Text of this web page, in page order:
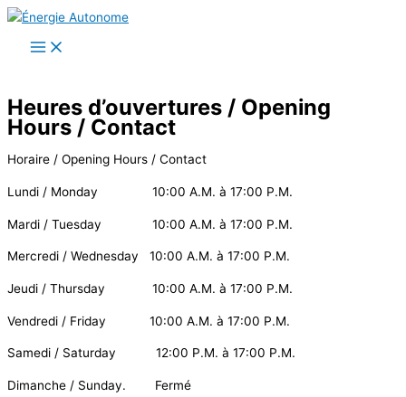
Aller
contenu
Heures d’ouvertures / Opening
Hours / Contact
Horaire / Opening Hours / Contact
Lundi / Monday 10:00 A.M. à 17:00 P.M.
Mardi / Tuesday 10:00 A.M. à 17:00 P.M.
Mercredi / Wednesday 10:00 A.M. à 17:00 P.M.
Jeudi / Thursday 10:00 A.M. à 17:00 P.M.
Vendredi / Friday 10:00 A.M. à 17:00 P.M.
Samedi / Saturday 12:00 P.M. à 17:00 P.M.
Dimanche / Sunday. Fermé